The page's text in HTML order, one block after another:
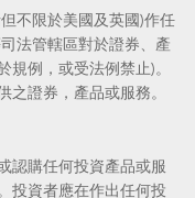
不限於美國及英國)作任
法管轄區對於證券、產
例，或受法例禁止)。
證券，產品或服務。
認購任何投資產品或服
投資者應在作出任何投